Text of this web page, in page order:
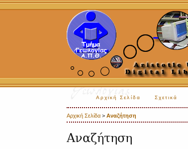
Αρχική Σελίδα Σχετικά
Αρχική Σελίδα >Αναζήτηση
Αναζήτηση